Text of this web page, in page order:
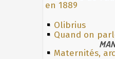
en 1889
Olibrius
Quand on
Maternités,